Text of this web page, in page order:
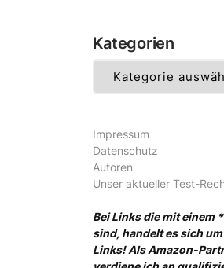
Kategorien
Impressum
Datenschutz
Autoren
Unser aktueller Test-
Bei Links die mit einem
sind, handelt es sich
Links! Als Amazon-